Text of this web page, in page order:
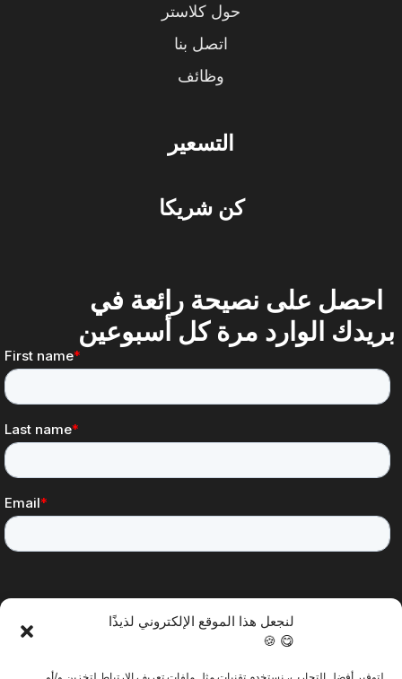
لنجعل هذا الموقع الإلكتروني لذيذًا
😋 🍪
حول كلاستر
اتصل بنا
وظائف
التسعير
كن شريكا
احصل على نصيحة رائعة في
بريدك الوارد مرة كل أسبوعين